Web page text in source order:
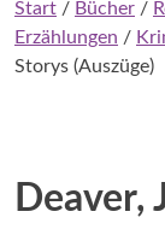
Pauline
von
Mallinckrodt
Skip
to
content
Start / Bücher /
Erzählungen /
Storys (Auszüge)
Deaver,